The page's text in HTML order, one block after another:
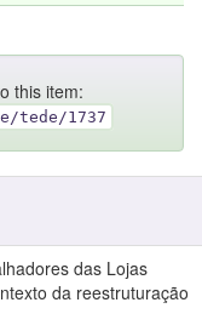
this item:
tede/1737
das Lojas
da reestruturação